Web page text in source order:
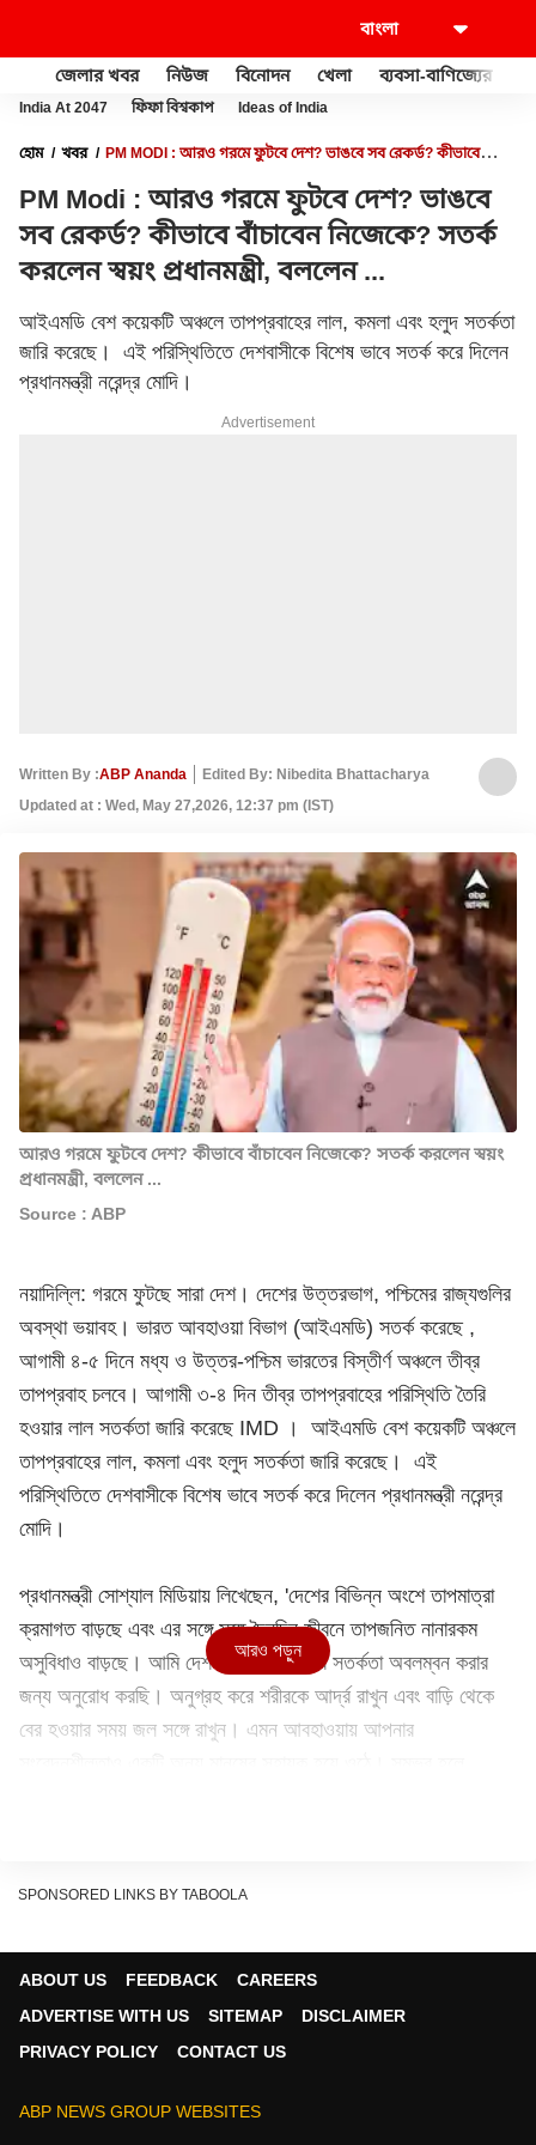
জেলার খবর নিউজ বিনোদন খেলা ব্যবসা-বাণিজ্যের
India At 2047 ফিফা বিশ্বকাপ Ideas of India
হোম খবর
PM MODI : আরও গরমে ফুটবে দেশ? ভাঙবে সব রেকর্ড? কীভাবে
PM Modi : আরও গরমে ফুটবে দেশ? ভাঙবে
সব রেকর্ড? কীভাবে বাঁচাবেন নিজেকে? সতর্ক
করলেন স্বয়ং প্রধানমন্ত্রী, বললেন ...
আইএমডি বেশ কয়েকটি অঞ্চলে তাপপ্রবাহের লাল, কমলা এবং হলুদ সতর্কতা
জারি করেছে। এই পরিস্থিতিতে দেশবাসীকে বিশেষ ভাবে সতর্ক করে দিলেন
প্রধানমন্ত্রী নরেন্দ্র মোদি।
Advertisement
Written By :ABP Ananda
Edited By: Nibedita Bhattacharya
Updated at : Wed, May 27,2026, 12:37 pm (IST)
আরও গরমে ফুটবে দেশ? কীভাবে বাঁচাবেন নিজেকে? সতর্ক করলেন স্বয়ং
প্রধানমন্ত্রী, বললেন ...
Source : ABP
নয়াদিল্লি: গরমে ফুটছে সারা দেশ। দেশের উত্তরভাগ, পশ্চিমের রাজ্যগুলির
অবস্থা ভয়াবহ। ভারত আবহাওয়া বিভাগ (আইএমডি) সতর্ক করেছে ,
আগামী ৪-৫ দিনে মধ্য ও উত্তর-পশ্চিম ভারতের বিস্তীর্ণ অঞ্চলে তীব্র
তাপপ্রবাহ চলবে। আগামী ৩-৪ দিন তীব্র তাপপ্রবাহের পরিস্থিতি তৈরি
হওয়ার লাল সতর্কতা জারি করেছে IMD । আইএমডি বেশ কয়েকটি অঞ্চলে
তাপপ্রবাহের লাল, কমলা এবং হলুদ সতর্কতা জারি করেছে। এই
পরিস্থিতিতে দেশবাসীকে বিশেষ ভাবে সতর্ক করে দিলেন প্রধানমন্ত্রী নরেন্দ্র
মোদি।
প্রধানমন্ত্রী সোশ্যাল মিডিয়ায় লিখেছেন, 'দেশের বিভিন্ন অংশে তাপমাত্রা
ক্রমাগত বাড়ছে এবং এর সঙ্গে সঙ্গে দৈনন্দিন জীবনে তাপজনিত নানারকম
অসুবিধাও বাড়ছে। আমি দেশবাসীকে যথাসম্ভব সতর্কতা অবলম্বন করার
জন্য অনুরোধ করছি। অনুগ্রহ করে শরীরকে আর্দ্র রাখুন এবং বাড়ি থেকে
বের হওয়ার সময় জল সঙ্গে রাখুন। এমন আবহাওয়ায় আপনার
Continues below advertisement
আরও পড়ুন
SPONSORED LINKS BY TABOOLA
ABOUT US FEEDBACK
CAREERS
ADVERTISE WITH US
SITEMAP
DISCLAIMER
PRIVACY POLICY
CONTACT US
ABP NEWS GROUP WEBSITES